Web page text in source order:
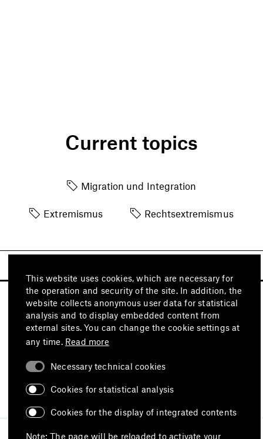
Current topics
Migration und Integration
Extremismus Rechtsextremismus
Visit also
Imprint Data protection
Terms of use
This website uses cookies, which are necessary for
the operation and security of the site. In addition, the
website collects anonymous user data for statistical
analysis and to display embedded content from
external sites. You can change the cookie settings at
any time. Read more
Necessary technical cookies
Cookies for statistical analysis
Cookies for the display of integrated contents
Note: The page will be reloaded to activate your